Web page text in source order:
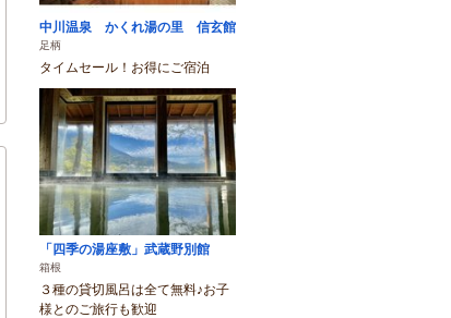
月 火
8/17
○
8/18
○
8/19
中川温泉 かくれ湯の里 信玄館
足柄
タイムセール！お得にご宿泊
「四季の湯座敷」武蔵野別館
箱根
３種の貸切風呂は全て無料♪お子
様とのご旅行も歓迎